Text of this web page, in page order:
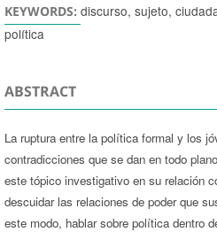
KEYWORDS: discurso, sujeto,
política
ABSTRACT
La ruptura entre la política formal y los
contradicciones que se dan en todo
este tópico investigativo en su relación
descuidar las relaciones de poder que
este modo, hablar sobre política dentro